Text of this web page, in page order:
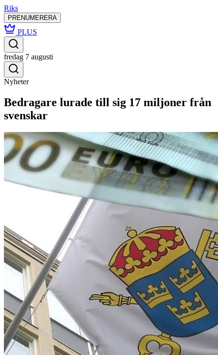
Riks
PRENUMERERA
PLUS
fredag 7 augusti
Nyheter
Bedragare lurade till sig 17 miljoner från
svenskar